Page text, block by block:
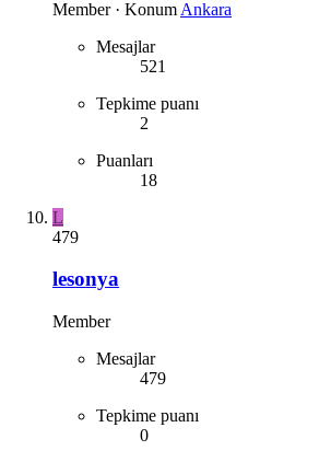
Member · Konum Ankara
Mesajlar
521
Tepkime puanı
2
Puanları
18
L
479
lesonya
Member
Mesajlar
479
Tepkime puanı
0